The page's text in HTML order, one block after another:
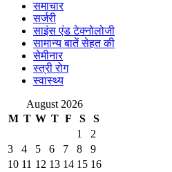
समाचार
सर्जरी
साइंस एंड टेक्नोलोजी
सामान्य बातें सेहत की
सेमीनार
स्त्री रोग
स्वास्थ्य
August 2026
M T W T F S
S
1
2
3
4 5 6 7 8
9
10 11 12 13 14 15 16